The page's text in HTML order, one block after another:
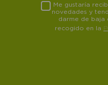
Me gustaría
novedades y
darme de baja
recogido en la